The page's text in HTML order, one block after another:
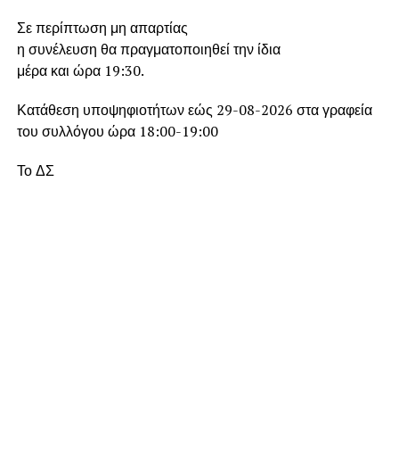
Σε περίπτωση μη απαρτίας
η συνέλευση θα πραγματοποιηθεί την ίδια
μέρα και ώρα 19:30.
Κατάθεση υποψηφιοτήτων εώς 29-08-2026 στα γραφεία
του συλλόγου ώρα 18:00-19:00
Το ΔΣ